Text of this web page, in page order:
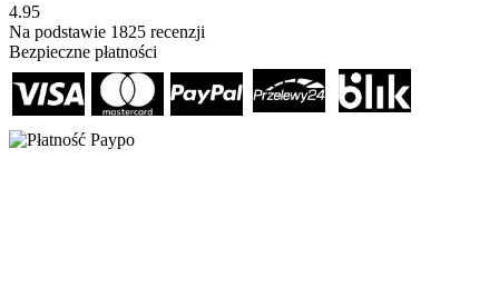
4.95
Na podstawie 1825 recenzji
Bezpieczne płatności